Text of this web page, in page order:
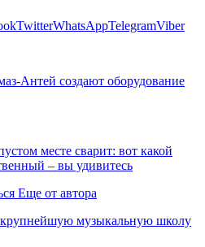
TwitterWhatsAppTelegramViber
Антей создают оборудование
месте сварит: вот какой
– вы удивитесь
Еще от автора
музыкальную школу